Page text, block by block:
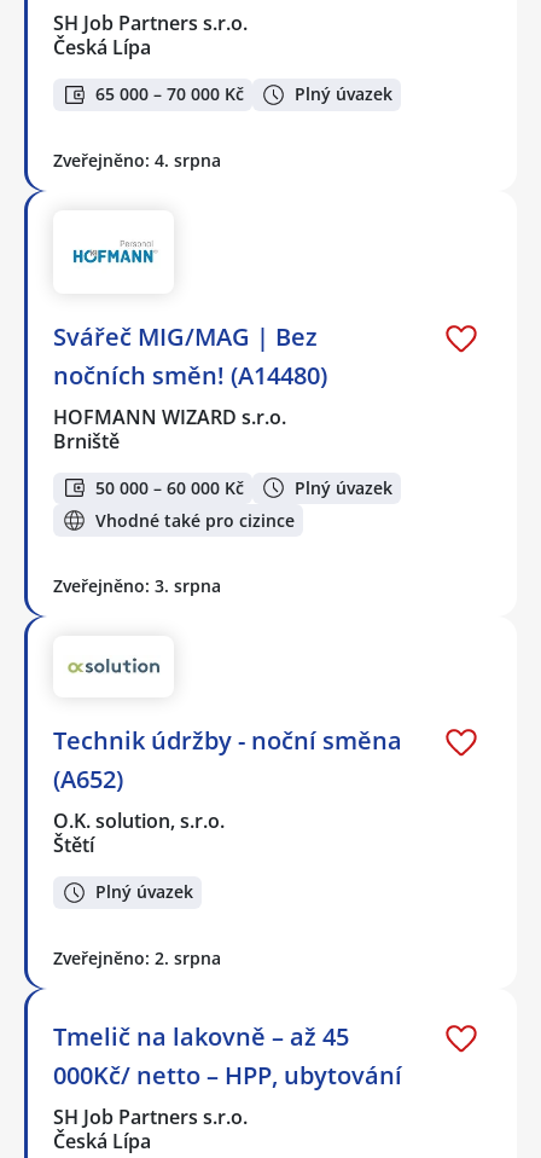
SH Job Partners s.r.o.
Česká Lípa
65 000 – 70 000 Kč Plný úvazek
Zveřejněno: 4. srpna
Svářeč MIG/MAG | Bez
nočních směn! (A14480)
HOFMANN WIZARD s.r.o.
Brniště
50 000 – 60 000 Kč
Plný úvazek
Vhodné také pro cizince
Zveřejněno: 3. srpna
Technik údržby - noční směna
(A652)
O.K. solution, s.r.o.
Štětí
Plný úvazek
Zveřejněno: 2. srpna
Tmelič na lakovně – až 45
000Kč/ netto – HPP, ubytování
SH Job Partners s.r.o.
Česká Lípa